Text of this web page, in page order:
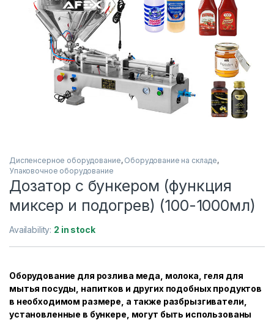
Диспенсерное оборудование, Оборудование на складе,
Упаковочное оборудование
Дозатор с бункером (функция
миксер и подогрев) (100-1000мл)
Availability: 2 in stock
Оборудование для розлива меда, молока, геля для
мытья посуды, напитков и других подобных продуктов
в необходимом размере, а также разбрызгиватели,
установленные в бункере, могут быть использованы